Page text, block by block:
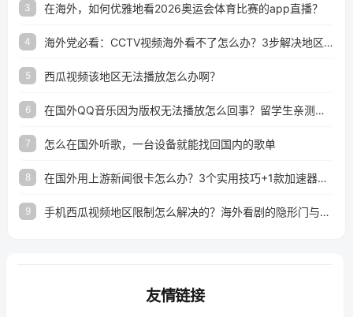
3 在海外，如何优雅地看2026奥运会体育比赛的app直播？
4 海外党必看：CCTV视频海外看不了怎么办？3步解决地区限制+追剧自由
5 西瓜视频该地区无法播放怎么办啊？
6 在国外QQ音乐因为版权无法播放怎么回事？留学生亲测有效的解决办法
7 怎么在国外听歌，一台设备就能找回国内的歌单
8 在国外用上游新闻很卡怎么办？3个实用技巧+1款加速器解决海外看国内内容难题
9 手机西瓜视频地区限制怎么解决的？海外看剧的隐形门与钥匙
友情链接